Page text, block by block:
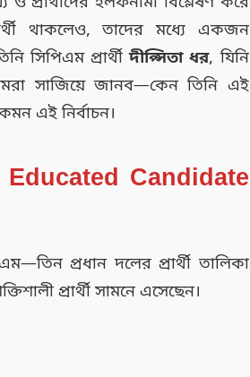
থাকলেও, তাদের মধ্যে একজন
সিপিএম প্রার্থীদীপ্সিতা ধর, যিনি
সাজিয়ে জানব—কেন তিনি এই
এই নির্বাচন।
Educated Candidate
প্রধান দলের প্রার্থী তালিকা
প্রার্থী সামনে এসেছেন।